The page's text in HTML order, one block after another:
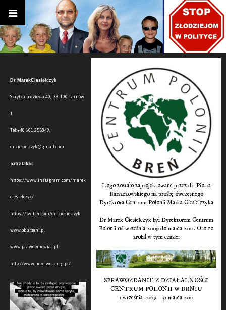
Dr MarekCiesielczyk
Skrytka pocztowa 40, 33-100 Tarnów
1
Tel:+48 601 255849,
dr.ciesielczyk@gmail.com
patrz także:
https://www.instagram.com/marek
ciesielczyk/
https://twitter.com/dr_ciesielczyk
www.oburzeni.pl
www.prawdemowiac.pl
http://www.uczciwosc.org.pl/
Logo zostało zaprojektowane przez dr. Piotra
Barszczowskiego na prośbę ówczesnego
Dyrektora Centrum Polonii Marka Ciesielczyka
Dr Marek Ciesielczyk był Dyrektorem Centrum
Polonii od września 2009 do marca 2011. Oto co
zrobił w tym czasie:
SPRAWOZDANIE Z DZIAŁALNOŚCI
CENTRUM POLONII W BRNIU
1 września 2009 – 31 marca 2011